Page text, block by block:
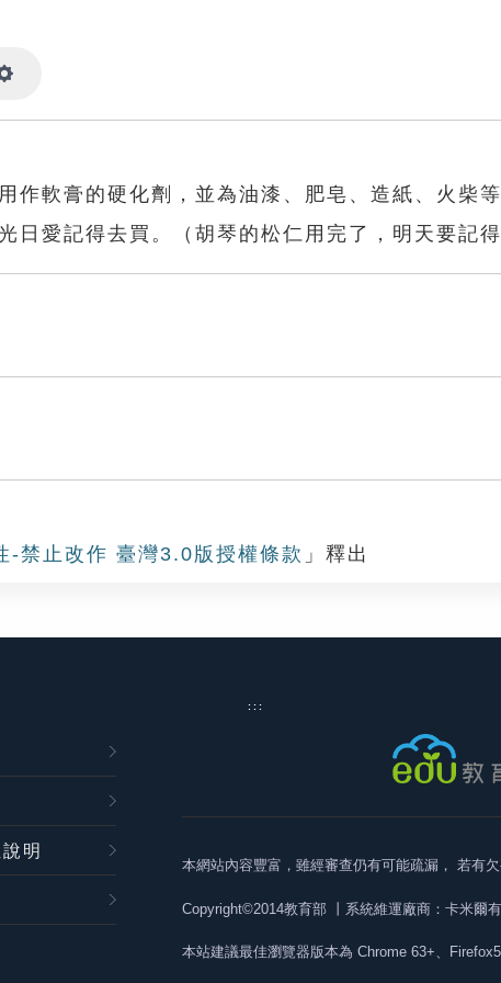
作軟膏的硬化劑，並為油漆、肥皂、造紙、火柴
日愛記得去買。（胡琴的松仁用完了，明天要記
-禁止改作 臺灣3.0版授權條款 」釋出
:::
明
本網站內容豐富，雖經審查仍有可能疏漏， 若有
Copyright©2014教育部 丨系統維運廠商：卡米爾
本站建議最佳瀏覽器版本為 Chrome 63+、